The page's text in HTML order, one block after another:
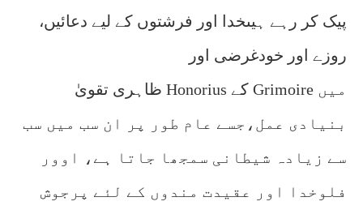
پیک کر رہے ہیںخدا اور فرشتوں کے لیے دعائیں،
روزے اور خودغرضی اور
ظاہری تقویٰ Honorius کے Grimoire میں
بنیادی عمل،جسے عام طور پر ان سب میں سب
سے زیادہ شیطانی سمجھا جاتا ہے، اوور
فلوخدا اور عقیدت مندوں کے لئے پرجوش